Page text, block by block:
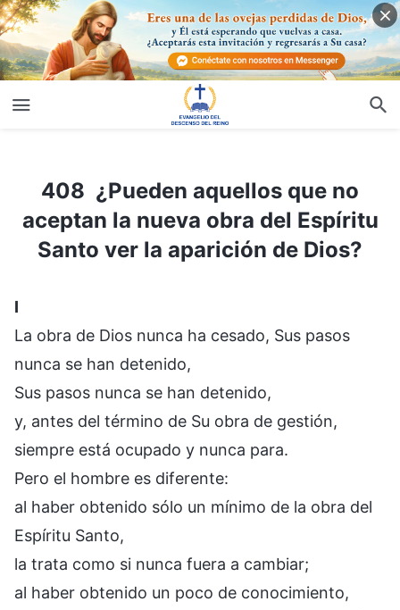
408 ¿Pueden aquellos que no
aceptan la nueva obra del Espíritu
Santo ver la aparición de Dios?
I
La obra de Dios nunca ha cesado, Sus pasos
nunca se han detenido,
Sus pasos nunca se han detenido,
y, antes del término de Su obra de gestión,
siempre está ocupado y nunca para.
Pero el hombre es diferente:
al haber obtenido sólo un mínimo de la obra del
Espíritu Santo,
la trata como si nunca fuera a cambiar;
al haber obtenido un poco de conocimiento,